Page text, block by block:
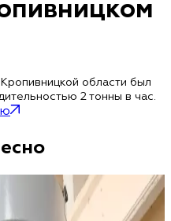
области был
2 тонны в час.